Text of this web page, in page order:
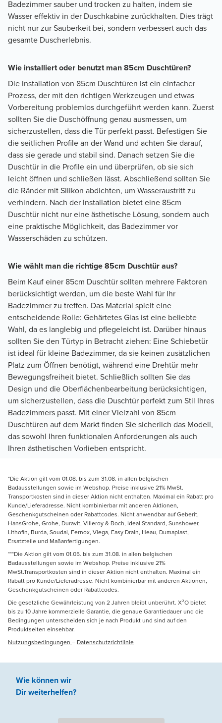
Badezimmer sauber und trocken zu halten, indem sie
Wasser effektiv in der Duschkabine zurückhalten. Dies trägt
nicht nur zur Sauberkeit bei, sondern verbessert auch das
gesamte Duscherlebnis.
Wie installiert oder benutzt man 85cm Duschtüren?
Die Installation von 85cm Duschtüren ist ein einfacher
Prozess, der mit den richtigen Werkzeugen und etwas
Vorbereitung problemlos durchgeführt werden kann. Zuerst
sollten Sie die Duschöffnung genau ausmessen, um
sicherzustellen, dass die Tür perfekt passt. Befestigen Sie
die seitlichen Profile an der Wand und achten Sie darauf,
dass sie gerade und stabil sind. Danach setzen Sie die
Duschtür in die Profile ein und überprüfen, ob sie sich
leicht öffnen und schließen lässt. Abschließend sollten Sie
die Ränder mit Silikon abdichten, um Wasseraustritt zu
verhindern. Nach der Installation bietet eine 85cm
Duschtür nicht nur eine ästhetische Lösung, sondern auch
eine praktische Möglichkeit, das Badezimmer vor
Wasserschäden zu schützen.
Wie wählt man die richtige 85cm Duschtür aus?
Beim Kauf einer 85cm Duschtür sollten mehrere Faktoren
berücksichtigt werden, um die beste Wahl für Ihr
Badezimmer zu treffen. Das Material spielt eine
entscheidende Rolle: Gehärtetes Glas ist eine beliebte
Wahl, da es langlebig und pflegeleicht ist. Darüber hinaus
sollten Sie den Türtyp in Betracht ziehen: Eine Schiebetür
ist ideal für kleine Badezimmer, da sie keinen zusätzlichen
Platz zum Öffnen benötigt, während eine Drehtür mehr
Bewegungsfreiheit bietet. Schließlich sollten Sie das
Design und die Oberflächenbearbeitung berücksichtigen,
um sicherzustellen, dass die Duschtür perfekt zum Stil Ihres
Badezimmers passt. Mit einer Vielzahl von 85cm
Duschtüren auf dem Markt finden Sie sicherlich das Modell,
das sowohl Ihren funktionalen Anforderungen als auch
Ihren ästhetischen Vorlieben entspricht.
*Die Aktion gilt vom 01.08. bis zum 31.08. in allen belgischen
Badausstellungen sowie im Webshop. Preise inklusive 21% MwSt.
Transportkosten sind in dieser Aktion nicht enthalten. Maximal ein Rabatt pro
Kunde/Lieferadresse. Nicht kombinierbar mit anderen Aktionen,
Geschenkgutscheinen oder Rabattcodes. Nicht anwendbar auf Geberit,
HansGrohe, Grohe, Duravit, Villeroy & Boch, Ideal Standard, Sunshower,
Lithofin, Burda, Soudal, Fernox, Viega, Easy Drain, Heau, Dumaplast,
Ersatzteile und Maßanfertigungen.
***Die Aktion gilt vom 01.05. bis zum 31.08. in allen belgischen
Badausstellungen sowie im Webshop. Preise inklusive 21%
MwSt.Transportkosten sind in dieser Aktion nicht enthalten. Maximal ein
Rabatt pro Kunde/Lieferadresse. Nicht kombinierbar mit anderen Aktionen,
Geschenkgutscheinen oder Rabattcodes.
Die gesetzliche Gewährleistung von 2 Jahren bleibt unberührt. X²O bietet
bis zu 10 Jahre kommerzielle Garantie, die genaue Garantiedauer und die
Bedingungen unterscheiden sich je nach Produkt und sind auf den
Produktseiten einsehbar.
Nutzungsbedingungen – Datenschutzrichtlinie
Wie können wir
Dir weiterhelfen?